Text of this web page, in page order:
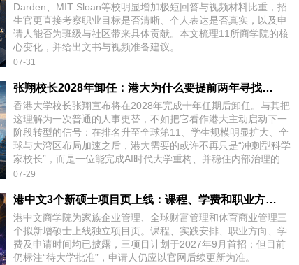
Darden、MIT Sloan等校明显增加极短回答与视频材料比重，招
生官更直接考察职业目标是否清晰、个人表达是否真实，以及申
请人能否为班级与社区带来具体贡献。本文梳理11所商学院的核
心变化，并给出文书与视频准备建议。
07-31
张翔校长2028年卸任：港大为什么要提前两年寻找下一任校长？
香港大学校长张翔宣布将在2028年完成十年任期后卸任。与其把
这理解为一次普通的人事更替，不如把它看作港大主动启动下一
阶段转型的信号：在排名升至全球第11、学生规模明显扩大、全
球与大湾区布局加速之后，港大需要的或许不再只是“冲刺型科学
家校长”，而是一位能完成AI时代大学重构、并稳住内部治理的...
07-29
港中文3个新硕士项目页上线：课程、学费和职业方向终于清晰了
港中文商学院为家族企业管理、全球财富管理和体育商业管理三
个拟新增硕士上线独立项目页。课程、实践安排、职业方向、学
费及申请时间均已披露，三项目计划于2027年9月首招；但目前
仍标注“待大学批准”，申请人仍应以官网后续更新为准。